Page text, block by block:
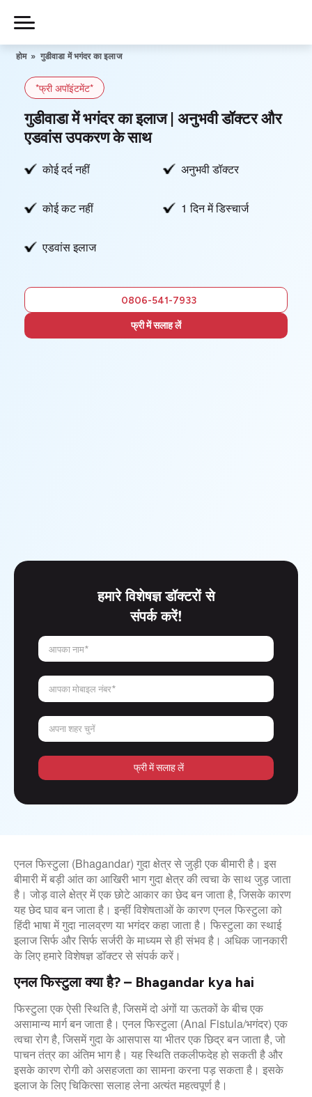
content
Piles
हमारे बारे में
हमसे संपर्क करें
फ्री में सलाह
लें
होम » गुडीवाडा में भगंदर का इलाज
*फ्री अपॉइंटमेंट*
गुडीवाडा में भगंदर का इलाज | अनुभवी डॉक्टर और
एडवांस उपकरण के साथ
कोई दर्द नहीं अनुभवी डॉक्टर
कोई कट नहीं 1 दिन में डिस्चार्ज
एडवांस इलाज
0806-541-7933
फ्री में सलाह लें
हमारे विशेषज्ञ डॉक्टरों से
संपर्क करें!
आपका नाम*
आपका मोबाइल नंबर*
अपना शहर चुनें
फ्री में सलाह लें
एनल फिस्टुला (Bhagandar) गुदा क्षेत्र से जुड़ी एक बीमारी है। इस
बीमारी में बड़ी आंत का आखिरी भाग गुदा क्षेत्र की त्वचा के साथ जुड़ जाता
है। जोड़ वाले क्षेत्र में एक छोटे आकार का छेद बन जाता है, जिसके कारण
यह छेद घाव बन जाता है। इन्हीं विशेषताओं के कारण एनल फिस्टुला को
हिंदी भाषा में गुदा नालव्रण या भगंदर कहा जाता है। फिस्टुला का स्थाई
इलाज सिर्फ और सिर्फ सर्जरी के माध्यम से ही संभव है। अधिक जानकारी
के लिए हमारे विशेषज्ञ डॉक्टर से संपर्क करें।
एनल फिस्टुला क्या है? – Bhagandar kya hai
फिस्टुला एक ऐसी स्थिति है, जिसमें दो अंगों या ऊतकों के बीच एक
असामान्य मार्ग बन जाता है। एनल फिस्टुला (Anal Fistula/भगंदर) एक
त्वचा रोग है, जिसमें गुदा के आसपास या भीतर एक छिद्र बन जाता है, जो
पाचन तंत्र का अंतिम भाग है। यह स्थिति तकलीफदेह हो सकती है और
इसके कारण रोगी को असहजता का सामना करना पड़ सकता है। इसके
इलाज के लिए चिकित्सा सलाह लेना अत्यंत महत्वपूर्ण है।